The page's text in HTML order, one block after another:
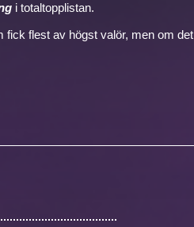
i totaltopplistan.
fick flest av högst valör, men om det